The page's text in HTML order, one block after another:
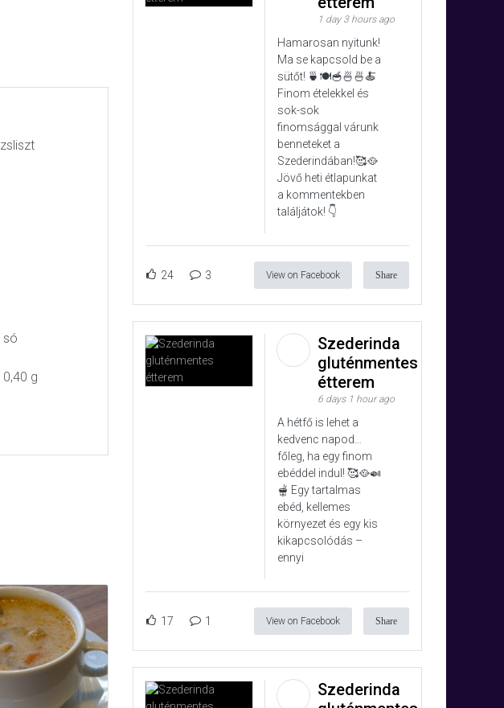
só
0,40 g
1 day 3 hours ago
Hamarosan nyitunk!
Ma se kapcsold be a
sütőt! 🍵🍽️🥣🍜🍜🍝
Finom ételekkel és
sok-sok
finomsággal várunk
benneteket a
Szederindában!🥰🥘
Jövő heti étlapunkat
a kommentekben
találjátok! 👇
24 3 View on Facebook Share
Szederinda
gluténmentes
étterem
6 days 1 hour ago
A hétfő is lehet a
kedvenc napod…
főleg, ha egy finom
ebéddel indul! 🥰🥘🍛
🫕 Egy tartalmas
ebéd, kellemes
környezet és egy kis
kikapcsolódás –
ennyi
17 1 View on Facebook Share
Szederinda